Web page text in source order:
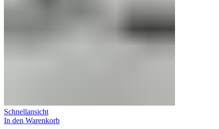
Schnellansicht
In den Warenkorb